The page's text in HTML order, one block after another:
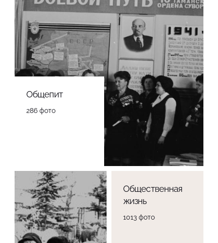
Общепит
286 фото
Общественная
жизнь
1013 фото